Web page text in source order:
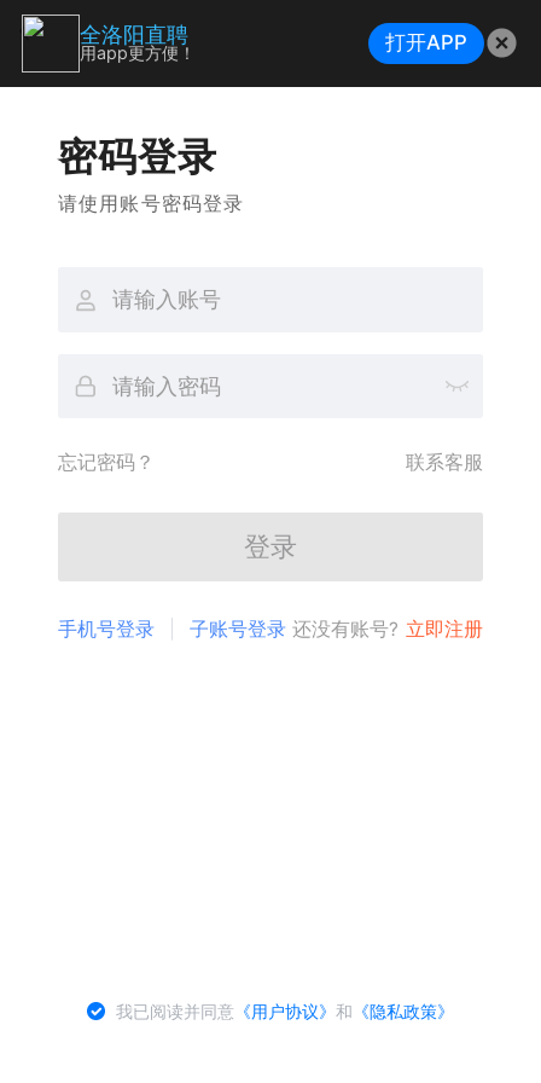
密码登录
请使用账号密码登录
忘记密码？ 联系客服
登录
手机号登录 子账号登录 还没有账号? 立即注册
我已阅读并同意 《用户协议》和 《隐私政策》
全洛阳直聘
用app更方便！ 打开APP